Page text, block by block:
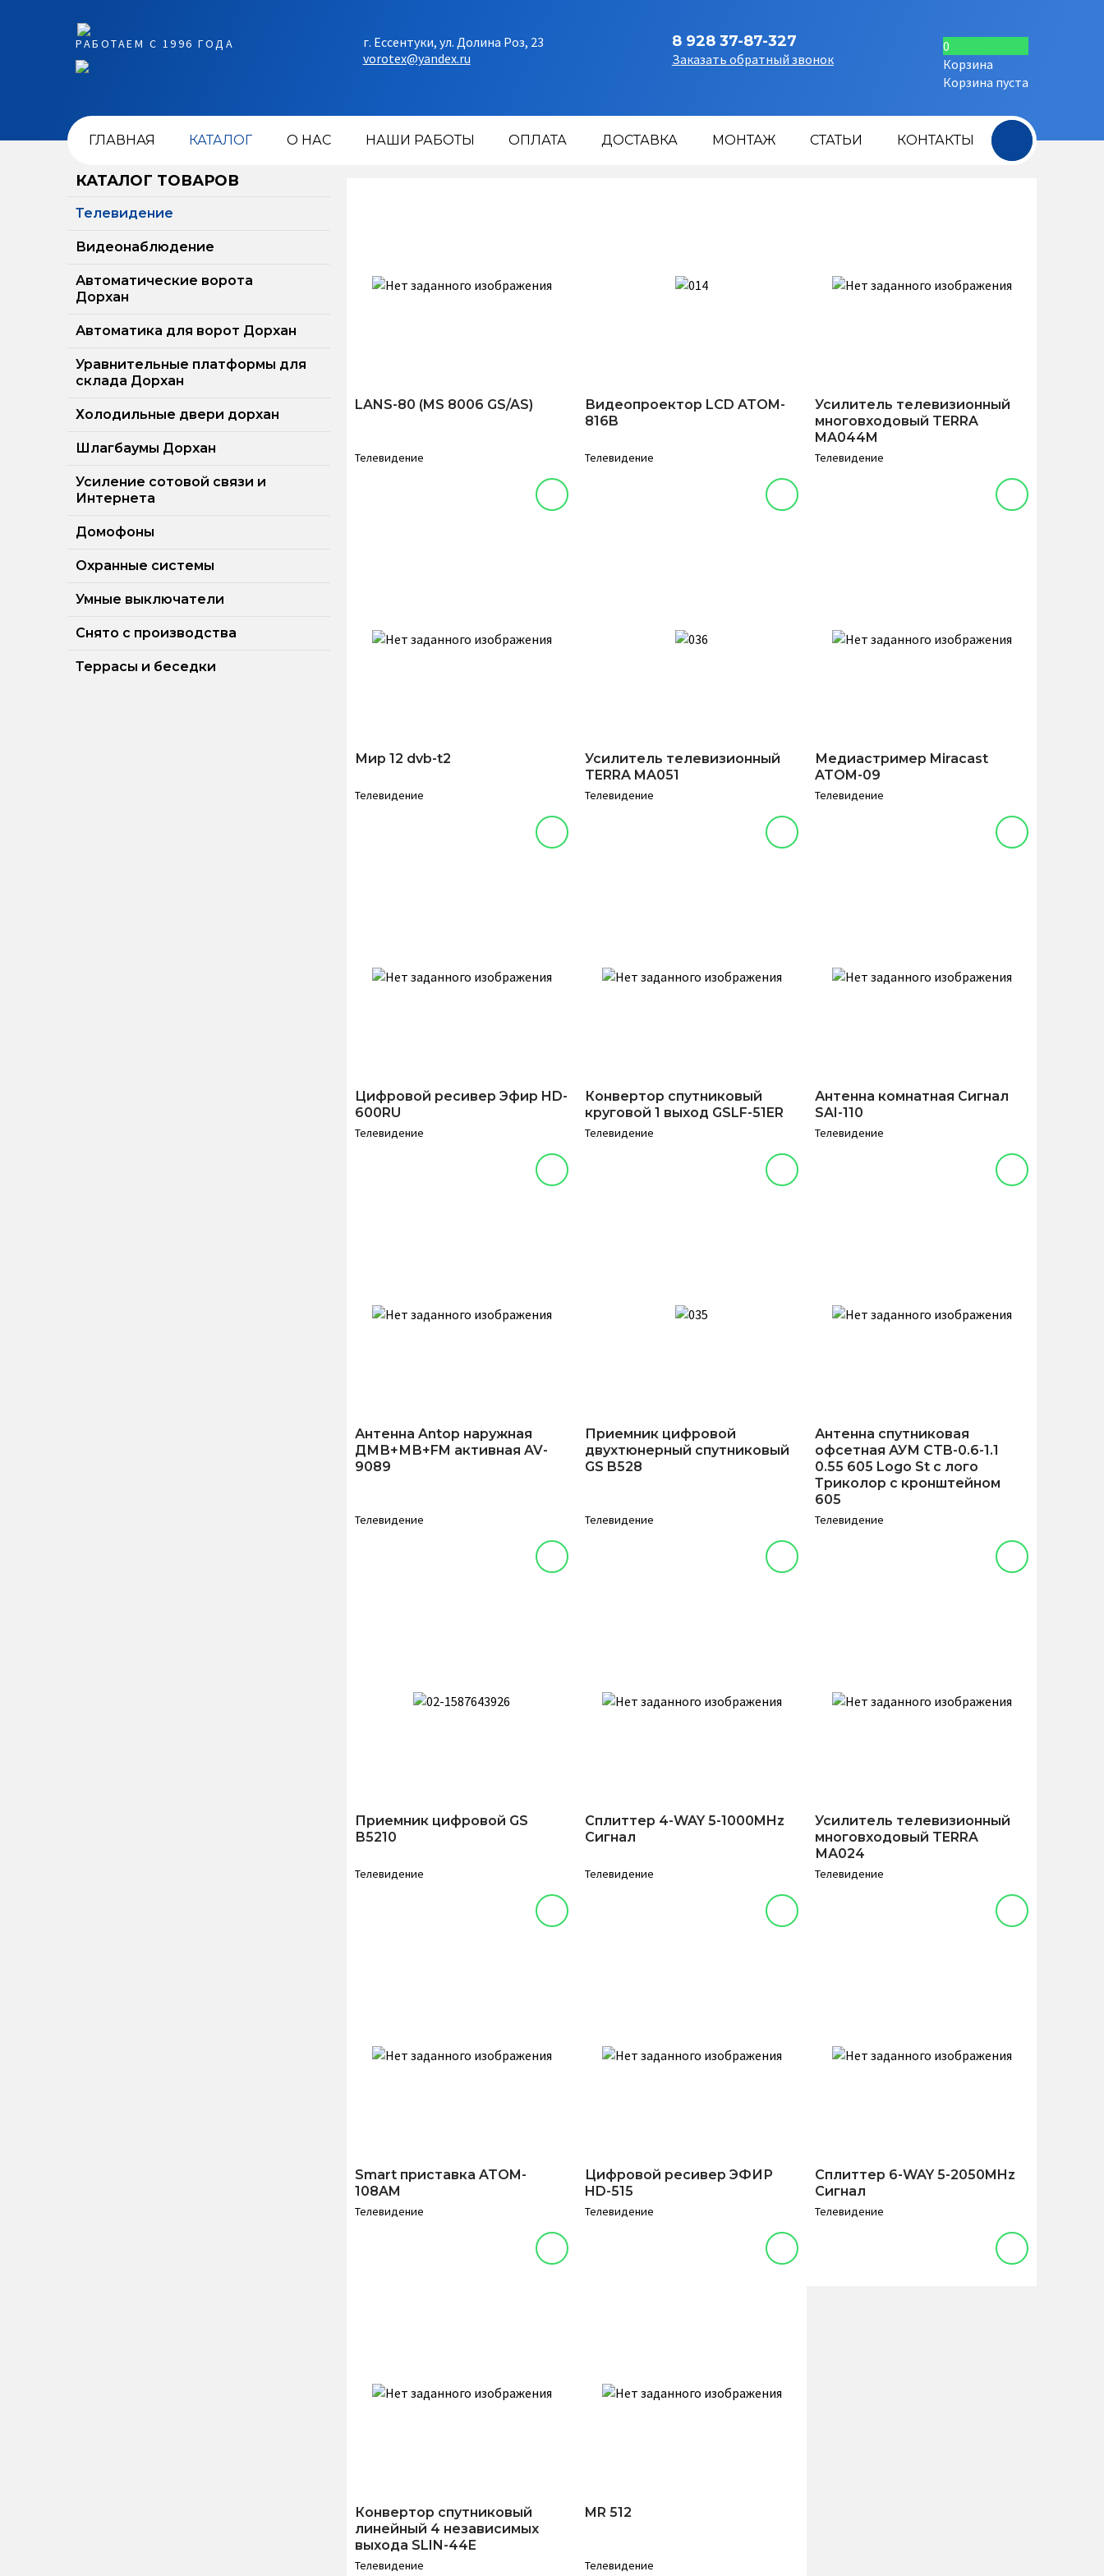
РАБОТАЕМ С 1996 ГОДА
г. Ессентуки, ул. Долина Роз, 23
vorotex@yandex.ru
8 928 37-87-327
Заказать обратный звонок
0
Корзина
Корзина пуста
ГЛАВНАЯ КАТАЛОГ О НАС НАШИ РАБОТЫ ОПЛАТА ДОСТАВКА МОНТАЖ СТАТЬИ КОНТАКТЫ +
КАТАЛОГ ТОВАРОВ
Телевидение
Видеонаблюдение
Автоматические ворота
Дорхан
Автоматика для ворот Дорхан
Уравнительные платформы для
склада Дорхан
Холодильные двери дорхан
Шлагбаумы Дорхан
Усиление сотовой связи и
Интернета
Домофоны
Охранные системы
Умные выключатели
Снято с производства
Террасы и беседки
LANS-80 (MS 8006 GS/AS)
Телевидение
Видеопроектор LCD ATOM-
816B
Телевидение
Усилитель телевизионный
многовходовый TERRA
MA044M
Телевидение
Мир 12 dvb-t2
Телевидение
Усилитель телевизионный
TERRA MA051
Телевидение
Медиастример Miracast
ATOM-09
Телевидение
Цифровой ресивер Эфир HD-
600RU
Телевидение
Конвертор спутниковый
круговой 1 выход GSLF-51ER
Телевидение
Антенна комнатная Сигнал
SAI-110
Телевидение
Антенна Antop наружная
ДМВ+МВ+FM активная AV-
9089
Телевидение
Приемник цифровой
двухтюнерный спутниковый
GS B528
Телевидение
Антенна спутниковая
офсетная АУМ CTB-0.6-1.1
0.55 605 Logo St с лого
Триколор с кронштейном
605
Телевидение
Приемник цифровой GS
В5210
Телевидение
Сплиттер 4-WAY 5-1000MHz
Сигнал
Телевидение
Усилитель телевизионный
многовходовый TERRA
МА024
Телевидение
Smart приставка ATOM-
108AM
Телевидение
Цифровой ресивер ЭФИР
HD-515
Телевидение
Сплиттер 6-WAY 5-2050MHz
Сигнал
Телевидение
Конвертор спутниковый
линейный 4 независимых
выхода SLIN-44E
Телевидение
MR 512
Телевидение